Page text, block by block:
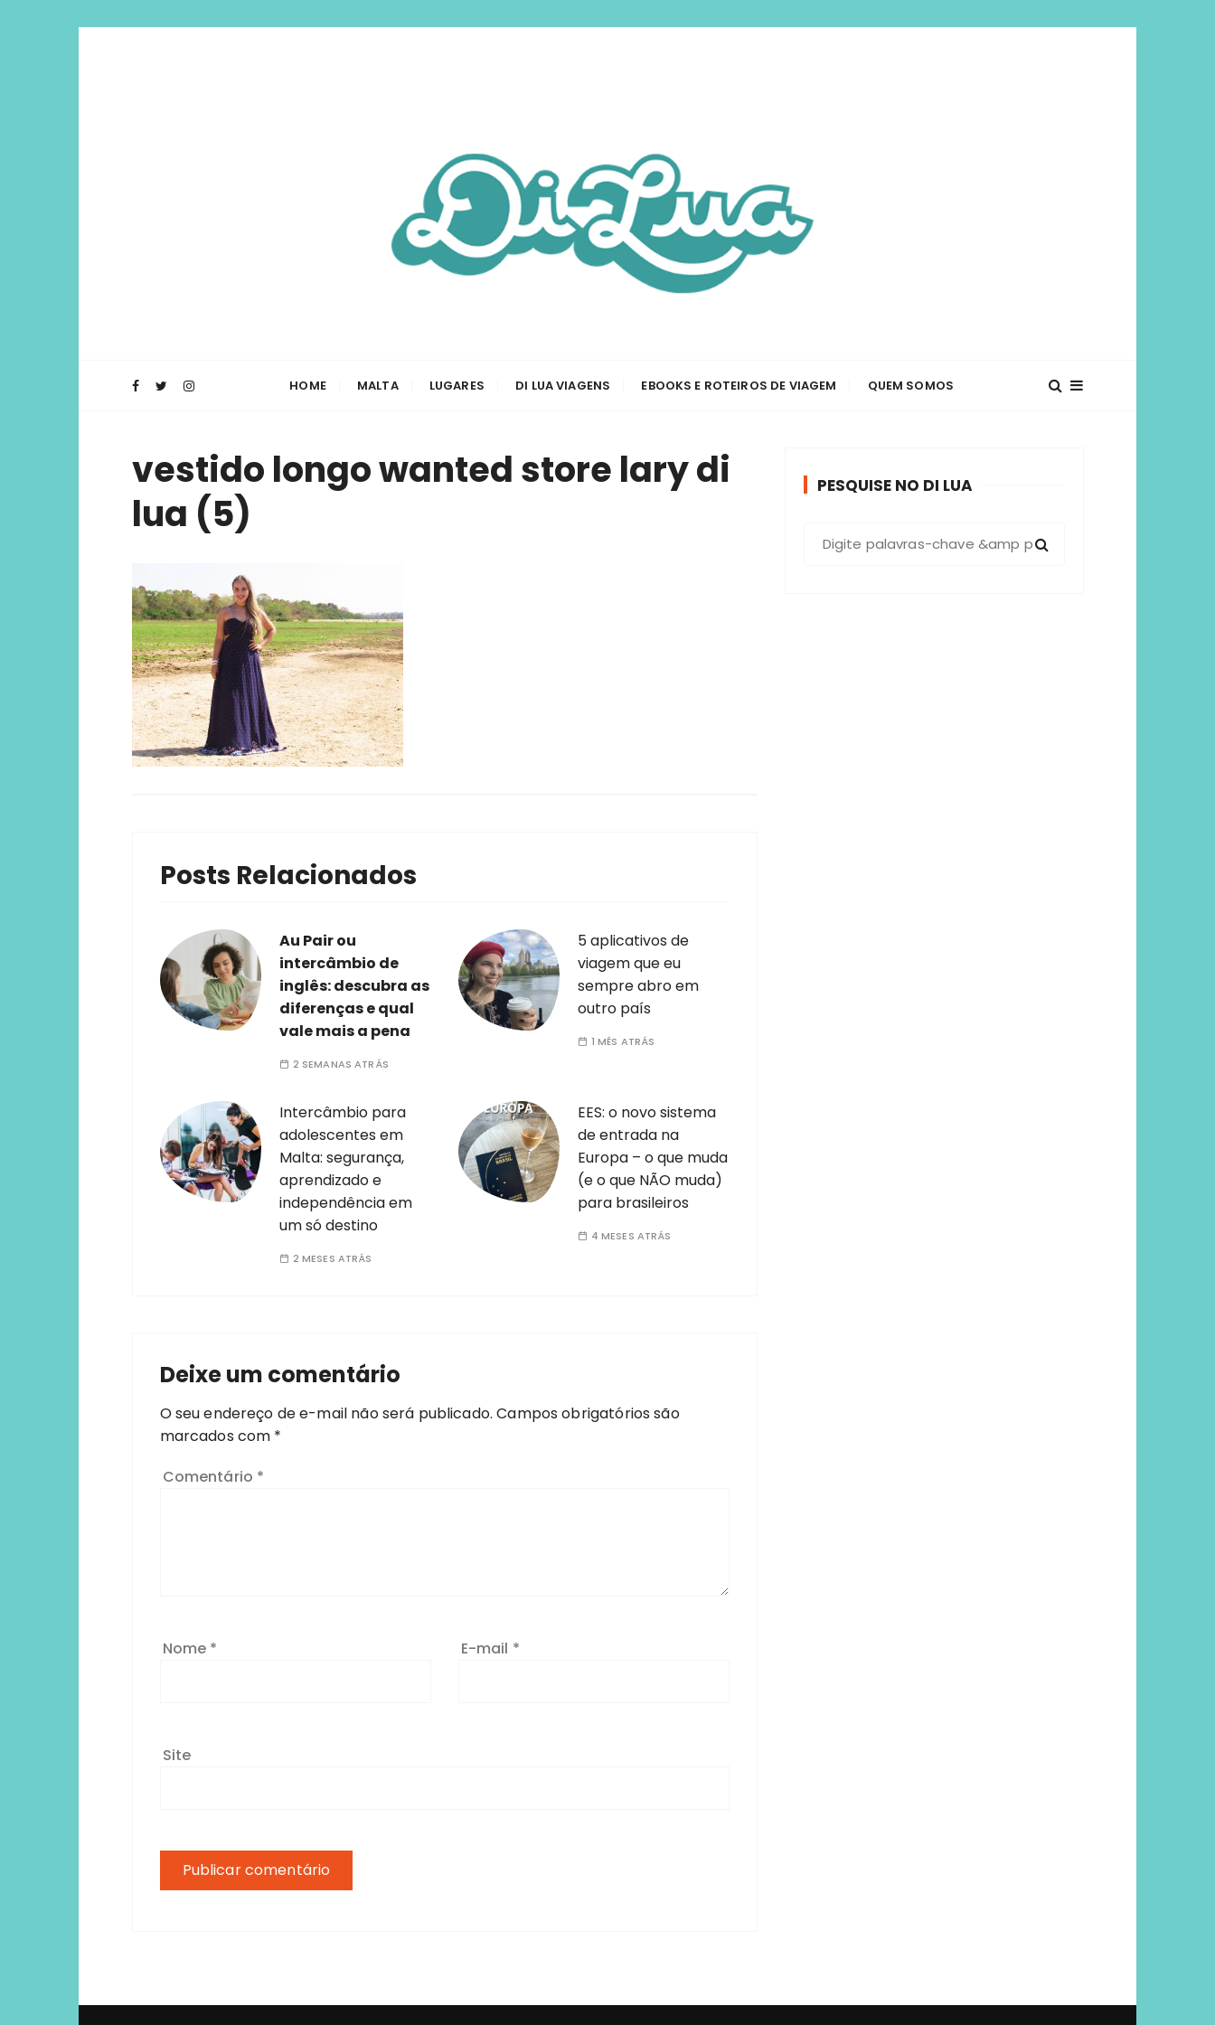
Di Lua | Inspirando você a viajar mais e
HOME MALTA LUGARES DI LUA VIAGENS EBOOKS E ROTEIROS DE VIAGEM QUEM SOMOS
vestido longo wanted store lary di
lua (5)
Posts Relacionados
Au Pair ou
intercâmbio de
inglês: descubra as
diferenças e qual
vale mais a pena
2 SEMANAS ATRÁS
5 aplicativos de
viagem que eu
sempre abro em
outro país
1 MÊS ATRÁS
Intercâmbio para
adolescentes em
Malta: segurança,
aprendizado e
independência em
um só destino
2 MESES ATRÁS
EES: o novo sistema
de entrada na
Europa – o que muda
(e o que NÃO muda)
para brasileiros
4 MESES ATRÁS
Deixe um comentário
O seu endereço de e-mail não será publicado. Campos obrigatórios são
marcados com *
Comentário *
Nome * E-mail *
Site
PESQUISE NO DI LUA